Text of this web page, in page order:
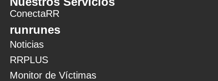
ConectaRR
runrunes
Noticias
RRPLUS
Monitor de Víctimas